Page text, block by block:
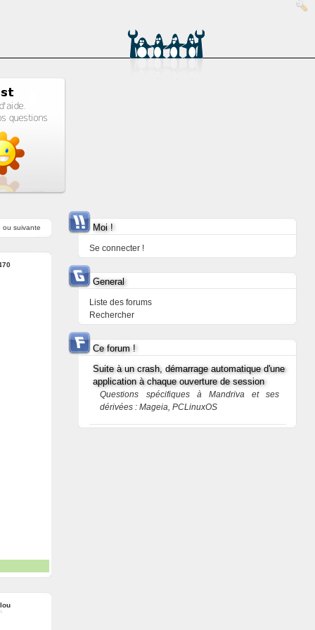
ou suivante Moi !
Se connecter !
General
Liste des forums
Rechercher
Ce forum !
Suite à un crash, démarrage automatique d'une
application à chaque ouverture de session
Questions spécifiques à Mandriva et ses
dérivées : Mageia, PCLinuxOS